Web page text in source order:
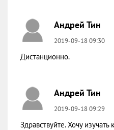
Андрей Тин
2019-09-18 09:30
Дистанционно.
Андрей Тин
2019-09-18 09:29
Здравствуйте. Хочу